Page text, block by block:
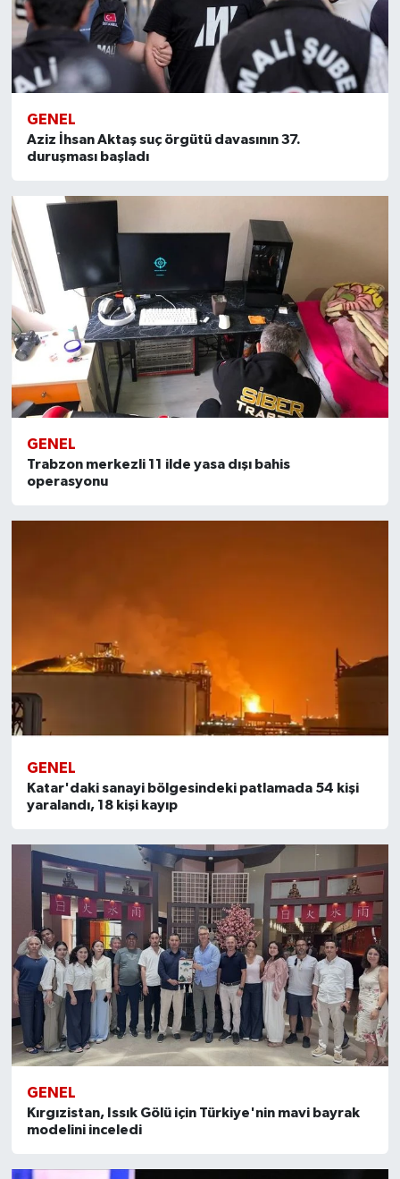
GENEL
Aziz İhsan Aktaş suç örgütü davasının 37.
duruşması başladı
GENEL
Trabzon merkezli 11 ilde yasa dışı bahis
operasyonu
GENEL
Katar'daki sanayi bölgesindeki patlamada 54 kişi
yaralandı, 18 kişi kayıp
GENEL
Kırgızistan, Issık Gölü için Türkiye'nin mavi bayrak
modelini inceledi